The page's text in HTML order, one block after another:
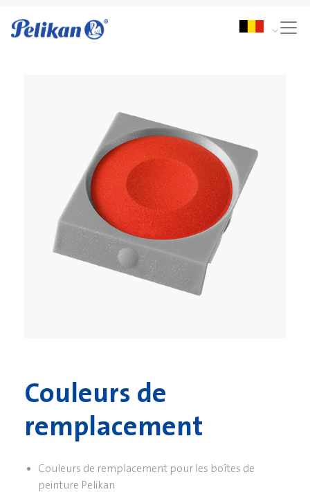
Couleurs de
remplacement
Couleurs de remplacement pour les boîtes de
peinture Pelikan